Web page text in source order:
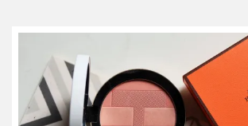
le
tendance